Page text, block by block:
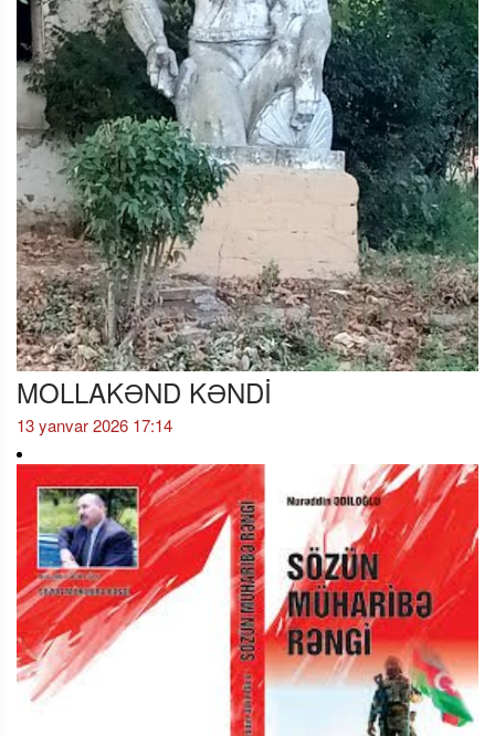
MOLLAKƏND KƏNDİ
13 yanvar 2026 17:14